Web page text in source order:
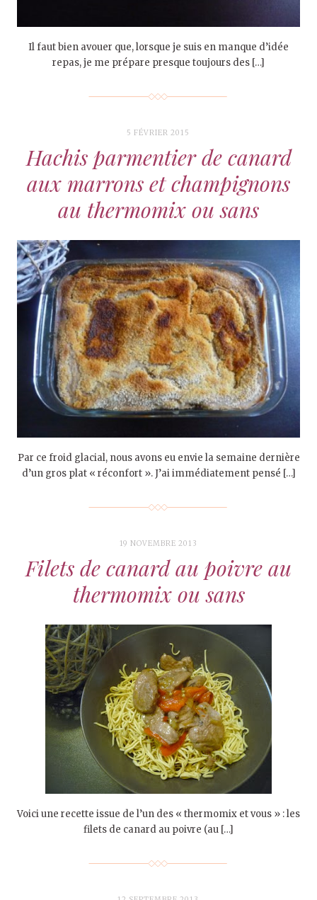
Il faut bien avouer que, lorsque je suis en manque d’idée
repas, je me prépare presque toujours des […]
5 FÉVRIER 2015
Hachis parmentier de canard
aux marrons et champignons
au thermomix ou sans
Par ce froid glacial, nous avons eu envie la semaine dernière
d’un gros plat « réconfort ». J’ai immédiatement pensé […]
19 NOVEMBRE 2013
Filets de canard au poivre au
thermomix ou sans
Voici une recette issue de l’un des « thermomix et vous » : les
filets de canard au poivre (au […]